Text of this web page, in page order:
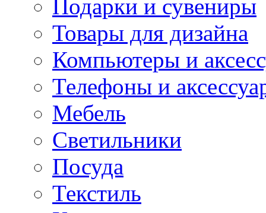
Подарки и сувениры
Товары для дизайна
Компьютеры и
Телефоны и
Мебель
Светильники
Посуда
Текстиль